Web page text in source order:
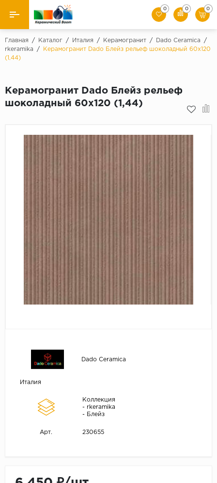
Назад
Производители
Керамогранит
Искусственный камень
0 0 0
Главная / Каталог / Италия / Керамогранит / Dado Ceramica
/
rkeramika
/
Керамогранит Dado Блейз рельеф шоколадный 60х120
(1,44)
Керамогранит Dado Блейз рельеф
шоколадный 60х120 (1,44)
Dado Ceramica
Италия
Коллекция
- rkeramika
- Блейз
Арт. 230655